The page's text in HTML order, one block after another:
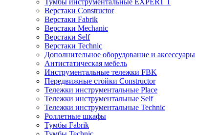
Тумбы инструментальные EXPERT T
Верстаки Constructor
Верстаки Fabrik
Верстаки Mechanic
Верстаки Self
Верстаки Technic
Дополнительное оборудование и аксессуары
Антистатическая мебель
Инструментальные тележки FBK
Передвижные стойки Constructor
Тележки инструментальные Place
Тележки инструментальные Self
Тележки инструментальные Technic
Роллетные шкафы
Тумбы Fabrik